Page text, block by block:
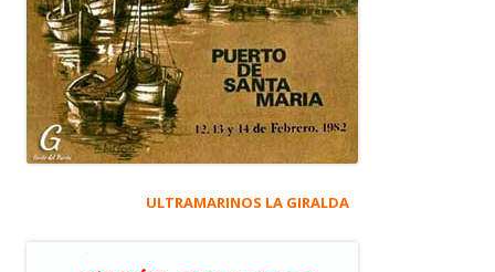
ULTRAMARINOS LA GIRALDA